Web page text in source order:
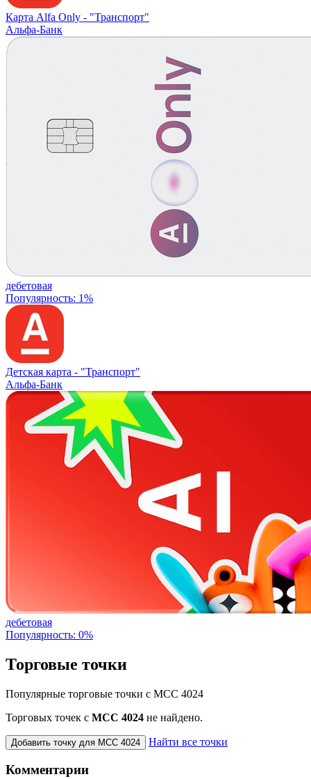
Карта Alfa Only - "Транспорт"
Альфа-Банк
дебетовая
Популярность: 1%
Детская карта - "Транспорт"
Альфа-Банк
дебетовая
Популярность: 0%
Торговые точки
Популярные торговые точки с MCC 4024
Торговых точек с МСС 4024 не найдено.
Добавить точку для MCC 4024 Найти все точки
Комментарии